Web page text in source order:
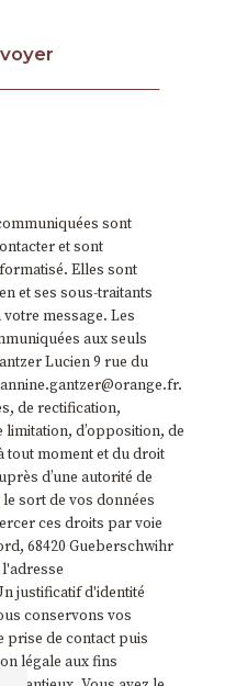
sont
et sont
Elles sont
et ses sous-traitants
message. Les
aux seuls
Lucien 9 rue du
de rectification,
limitation, d’opposition, de
tout moment et du droit
d’une autorité de
sort de vos données
ces droits par voie
68420 Gueberschwihr
justificatif d'identité
conservons vos
prise de contact puis
légale aux fins